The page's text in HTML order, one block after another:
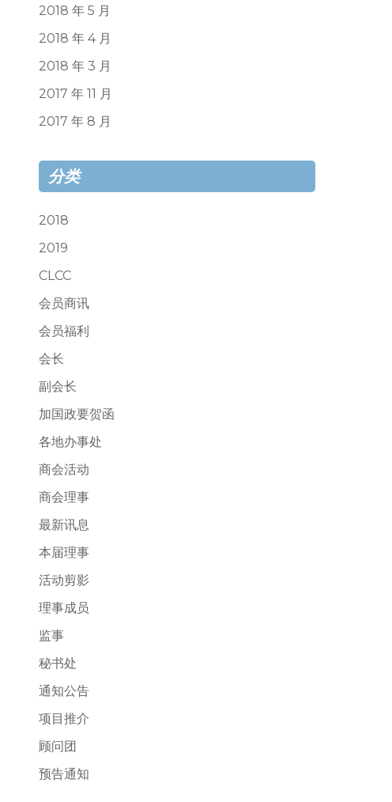
2018 年 5 月
2018 年 4 月
2018 年 3 月
2017 年 11 月
2017 年 8 月
分类
2018
2019
CLCC
会员商讯
会员福利
会长
副会长
加国政要贺函
各地办事处
商会活动
商会理事
最新讯息
本届理事
活动剪影
理事成员
监事
秘书处
通知公告
项目推介
顾问团
预告通知